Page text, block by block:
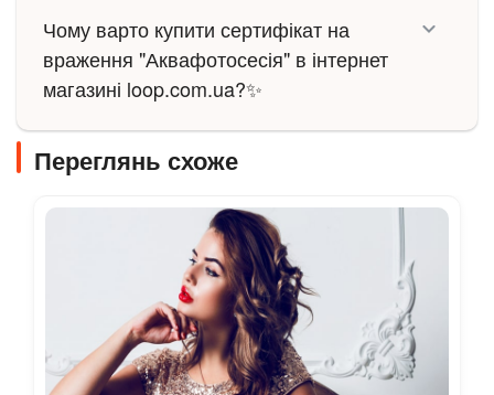
Чому варто купити сертифікат на
враження "Аквафотосесія" в інтернет
магазині loop.com.ua?✨
Переглянь схоже